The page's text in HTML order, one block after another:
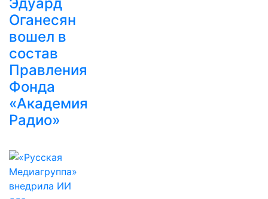
Оганесян
вошел в
состав
Правления
Фонда
«Академия
Радио»